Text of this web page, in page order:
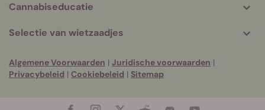
Cannabiseducatie
Selectie van wietzaadjes
Algemene Voorwaarden | Juridische voorwaarden |
Privacybeleid | Cookiebeleid | Sitemap